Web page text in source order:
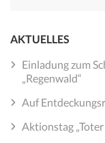
AKTUELLES
Einladung zum
„Regenwald“
Auf
Aktionstag